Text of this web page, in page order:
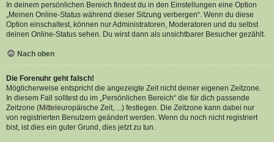
In deinem persönlichen Bereich findest du in den Einstellungen eine Option
„Meinen Online-Status während dieser Sitzung verbergen“. Wenn du diese
Option einschaltest, können nur Administratoren, Moderatoren und du selbst
deinen Online-Status sehen. Du wirst dann als unsichtbarer Besucher gezählt.
Nach oben
Die Forenuhr geht falsch!
Möglicherweise entspricht die angezeigte Zeit nicht deiner eigenen Zeitzone.
In diesem Fall solltest du im „Persönlichen Bereich“ die für dich passende
Zeitzone (Mitteleuropäische Zeit, ...) festlegen. Die Zeitzone kann dabei nur
von registrierten Benutzern geändert werden. Wenn du noch nicht registriert
bist, ist dies ein guter Grund, dies jetzt zu tun.